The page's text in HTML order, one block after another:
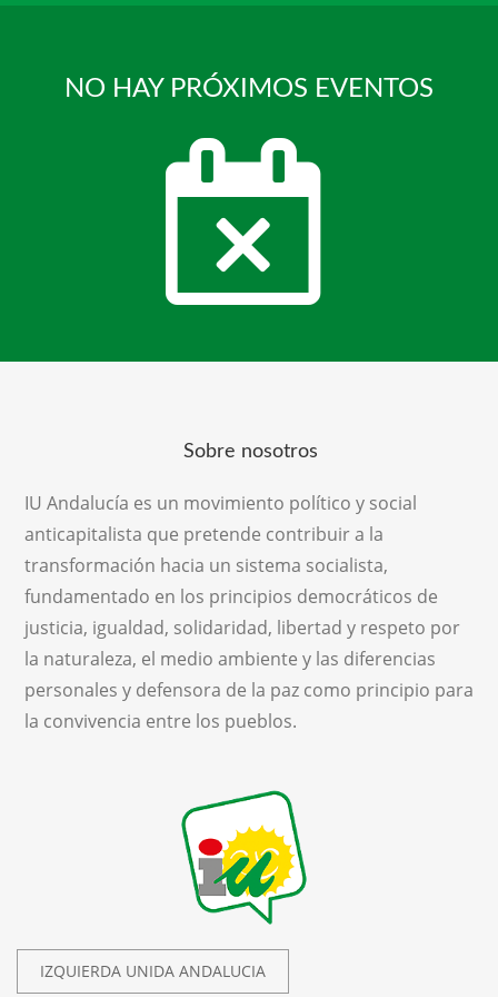
NO HAY PRÓXIMOS EVENTOS
Sobre nosotros
IU Andalucía es un movimiento político y social
anticapitalista que pretende contribuir a la
transformación hacia un sistema socialista,
fundamentado en los principios democráticos de
justicia, igualdad, solidaridad, libertad y respeto por
la naturaleza, el medio ambiente y las diferencias
personales y defensora de la paz como principio para
la convivencia entre los pueblos.
IZQUIERDA UNIDA ANDALUCIA